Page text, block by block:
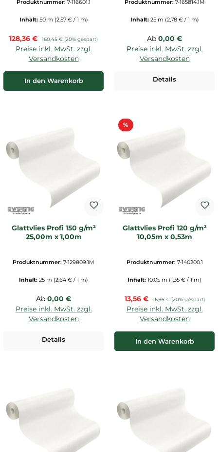
Produktnummer: 7-116601.1
Inhalt: 50 m (2,57 € / 1 m)
Verkaufspreis:
128,36 € Regulärer Preis:
160,45 € (20% gespart)
Preise inkl. MwSt. zzgl.
Versandkosten
In den Warenkorb
Produktnummer: 7-165814.1M
Inhalt: 25 m (2,78 € / 1 m)
Regulärer Preis:
Ab 0,00 €
Preise inkl. MwSt. zzgl.
Versandkosten
Details
Glattvlies Profi 150 g/m²
25,00m x 1,00m
Produktnummer: 7-129809.1M
Inhalt: 25 m (2,64 € / 1 m)
Regulärer Preis:
Ab 0,00 €
Preise inkl. MwSt. zzgl.
Versandkosten
Details
%Rabatt
Glattvlies Profi 120 g/m²
10,05m x 0,53m
Produktnummer: 7-140200.1
Inhalt: 10.05 m (1,35 € / 1 m)
Verkaufspreis:
13,56 € Regulärer Preis:
16,95 € (20% gespart)
Preise inkl. MwSt. zzgl.
Versandkosten
In den Warenkorb